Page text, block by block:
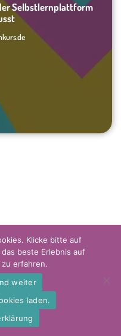
Selbstlernplattform
Disclaimer
Klicke bitte auf
beste Erlebnis auf
zu erfahren.
weiter
laden.